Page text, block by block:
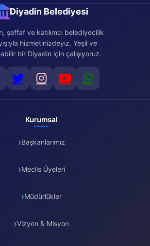
Diyadin Belediyesi
şeffaf ve katılımcı belediyecilik
hizmetinizdeyiz. Yeşil ve
bir Diyadin için çalışıyoruz.
Kurumsal
Başkanlarımız
Meclis Üyeleri
Müdürlükler
Vizyon & Misyon